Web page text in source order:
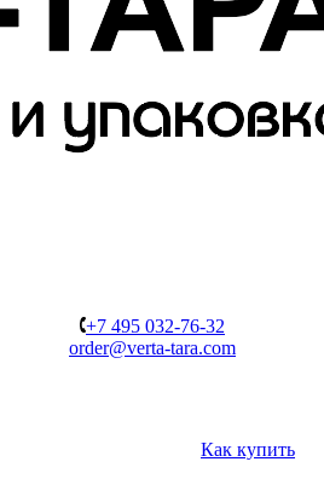
+7 495 032-76-32
order@verta-tara.com
Как купить